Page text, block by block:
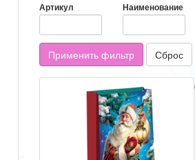
Артикул Наименование
Применить фильтр Сброс